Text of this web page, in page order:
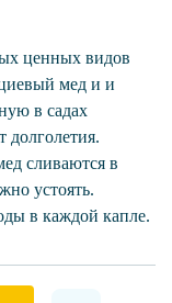
ценных видов
мед и и
в садах
сливаются в
устоять.
в каждой капле.